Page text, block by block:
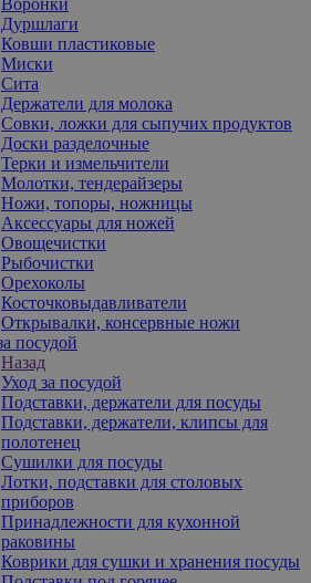
Дуршлаги
Ковши пластиковые
Миски
Сита
Держатели для молока
Совки, ложки для сыпучих продуктов
Доски разделочные
Терки и измельчители
Молотки, тендерайзеры
Ножи, топоры, ножницы
Аксессуары для ножей
Овощечистки
Рыбочистки
Орехоколы
Косточковыдавливатели
Открывалки, консервные ножи
посудой
Назад
Уход за посудой
Подставки, держатели для посуды
Подставки, держатели, клипсы для
полотенец
Сушилки для посуды
Лотки, подставки для столовых
приборов
Принадлежности для кухонной
раковины
Коврики для сушки и хранения посуды